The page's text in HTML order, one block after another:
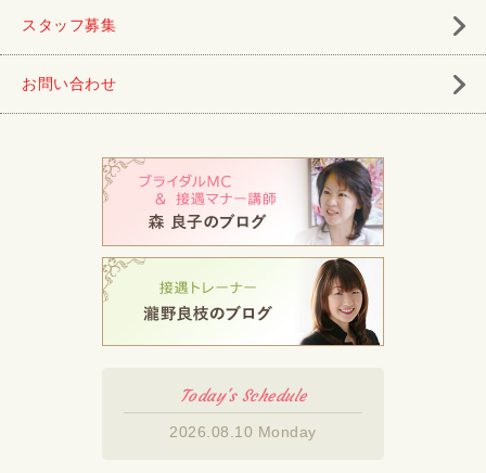
スタッフ募集
お問い合わせ
Today's Schedule
2026.08.10 Monday